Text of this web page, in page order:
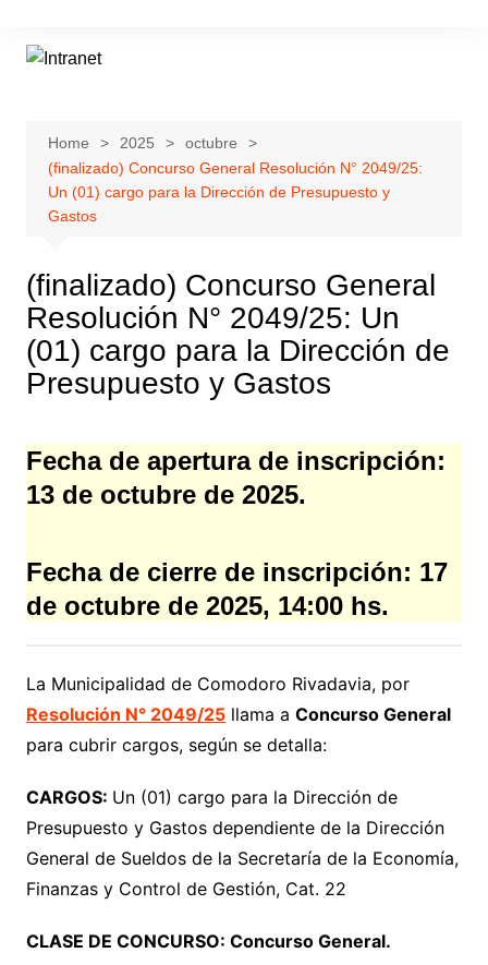
content
Home 2025
octubre
(finalizado) Concurso General Resolución N° 2049/25:
Un (01) cargo para la Dirección de Presupuesto y
Gastos
(finalizado) Concurso General
Resolución N° 2049/25: Un
(01) cargo para la Dirección de
Presupuesto y Gastos
Fecha de apertura de inscripción:
13 de octubre de 2025.
Fecha de cierre de inscripción: 17
de octubre de 2025, 14:00 hs.
La Municipalidad de Comodoro Rivadavia, por
Resolución N° 2049/25llama a Concurso General
para cubrir cargos, según se detalla:
CARGOS: Un (01) cargo para la Dirección de
Presupuesto y Gastos dependiente de la Dirección
General de Sueldos de la Secretaría de la Economía,
Finanzas y Control de Gestión, Cat. 22
CLASE DE CONCURSO: Concurso General.